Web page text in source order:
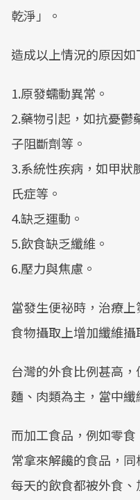
乾淨」。
造成以上情況的原因如
1.原發蠕動異常。
2.藥物引起，如抗憂鬱
子阻斷劑等。
3.系統性疾病，如甲狀
氏症等。
4.缺乏運動。
5.飲食缺乏纖維。
6.壓力與焦慮。
當發生便祕時，治療
食物攝取上增加纖維攝
台灣的外食比例甚高
麵、肉類為主，當中
而加工食品，例如零
常拿來解饞的食品，
每天的飲食都被外食